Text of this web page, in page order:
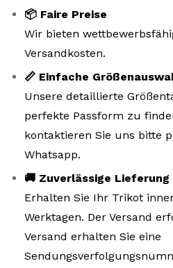
📦 Faire Preise
Wir bieten
Versandkosten.
📏 Einfache
Unsere detaillierte
perfekte Passform zu
kontaktieren Sie uns bitte
Whatsapp.
🚚 Zuverlässige Lieferung
Erhalten Sie Ihr Trikot
Werktagen. Der Versand
Versand erhalten Sie eine